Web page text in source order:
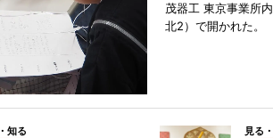
茂器工 東京事業所
北2）で開かれた。
知る 見る